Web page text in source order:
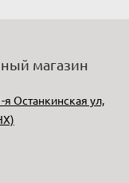
магазин
я Останкинская ул,